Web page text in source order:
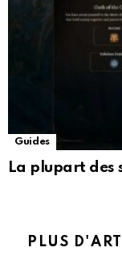
Guides
La plupart des
PLUS